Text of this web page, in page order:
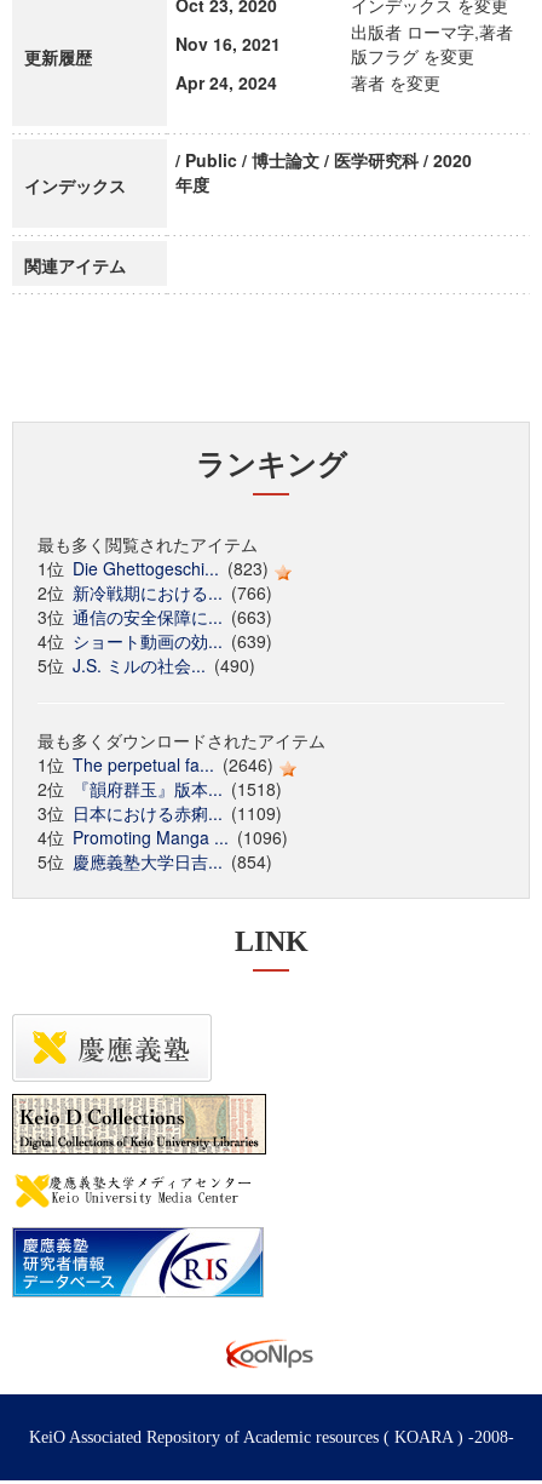
更新履歴
Oct 23, 2020
インデックス を変更
Nov 16, 2021
出版者 ローマ字,著者
版フラグ を変更
Apr 24, 2024
著者 を変更
インデックス
/ Public / 博士論文 / 医学研究科 / 2020
年度
関連アイテム
ランキング
最も多く閲覧されたアイテム
1位 Die Ghettogeschi... (823)
2位 新冷戦期における... (766)
3位 通信の安全保障に... (663)
4位 ショート動画の効... (639)
5位 J.S. ミルの社会... (490)
最も多くダウンロードされたアイテム
1位 The perpetual fa... (2646)
2位
『韻府群玉』版本... (1518)
3位 日本における赤痢... (1109)
4位 Promoting Manga ... (1096)
5位 慶應義塾大学日吉... (854)
LINK
KeiO Associated Repository of Academic resources ( KOARA ) -2008-